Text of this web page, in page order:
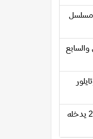
مسلسل
عيد ميلاد عضو فريق BTS بارك جيمين الـ 27 يدخله